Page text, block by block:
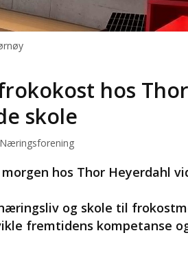
hos
skole
hos Thor Heyerdahl
og skole til
fremtidens kompetanse